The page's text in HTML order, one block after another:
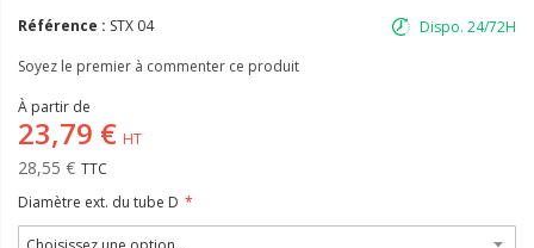
Dispo. 24/72H
Référence : STX 04
Soyez le premier à commenter ce produit
À partir de
28,55 €
23,79 €
Diamètre ext. du tube D